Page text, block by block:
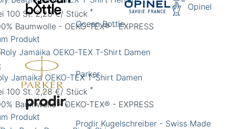
Ocean Bottle
Opinel
Parker
Prodir Kugelschreiber - Swiss Made
100 St. 2,28 €/ Stück *
Baumwolle - OEKO-TEX® - EXPRESS
Produkt
Jamaika OEKO-TEX T-Shirt Damen
100 St. 2,28 €/ Stück *
Baumwolle - OEKO-TEX® - EXPRESS
Produkt